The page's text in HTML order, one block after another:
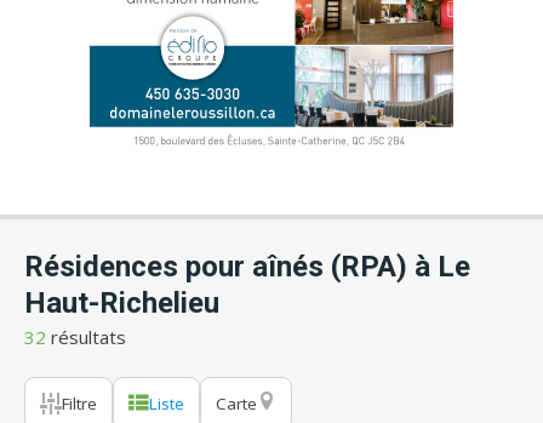
Résidences pour aînés (RPA) à Le
Haut-Richelieu
32 résultats
Filtre Liste Carte